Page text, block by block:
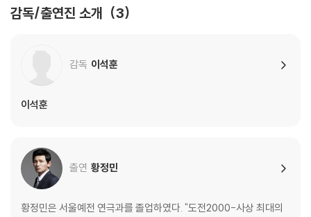
감독/출연진 소개 3
감독 이석훈
이석훈
출연 황정민
황정민은 서울예전 연극과를 졸업하였다. "도전2000-사상 최대의